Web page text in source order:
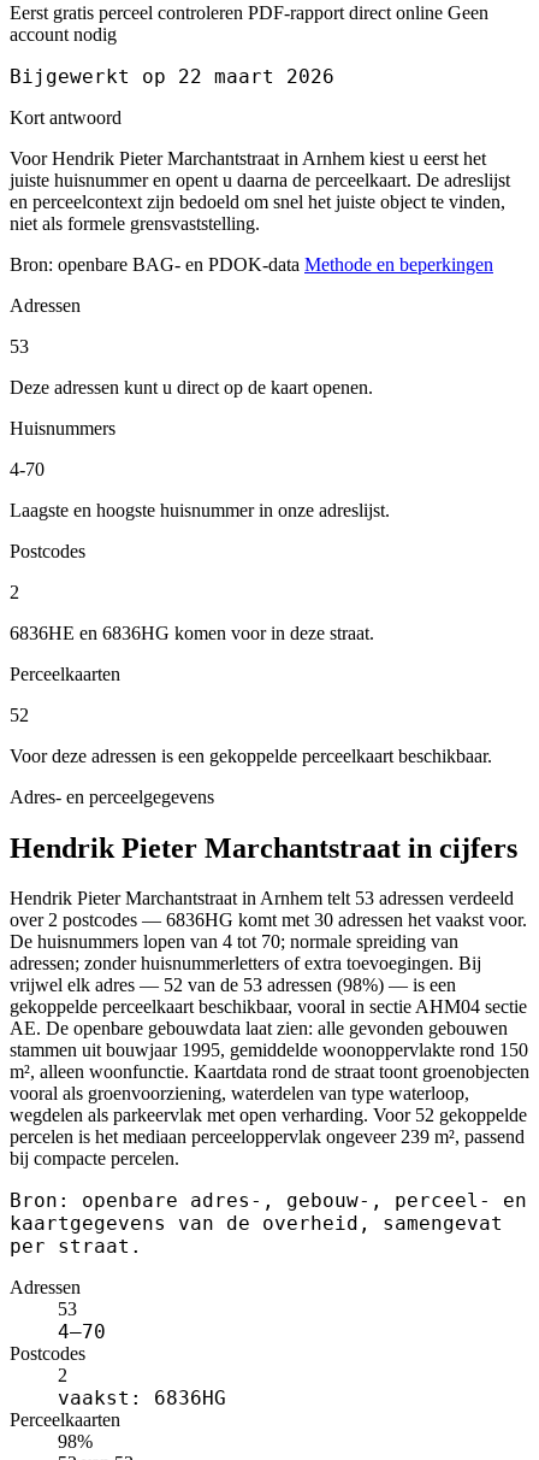
Eerst gratis perceel controleren PDF-rapport direct online Geen
account nodig
Bijgewerkt op 22 maart 2026
Kort antwoord
Voor Hendrik Pieter Marchantstraat in Arnhem kiest u eerst het
juiste huisnummer en opent u daarna de perceelkaart. De adreslijst
en perceelcontext zijn bedoeld om snel het juiste object te vinden,
niet als formele grensvaststelling.
Bron: openbare BAG- en PDOK-data Methode en beperkingen
Adressen
53
Deze adressen kunt u direct op de kaart openen.
Huisnummers
4-70
Laagste en hoogste huisnummer in onze adreslijst.
Postcodes
2
6836HE en 6836HG komen voor in deze straat.
Perceelkaarten
52
Voor deze adressen is een gekoppelde perceelkaart beschikbaar.
Adres- en perceelgegevens
Hendrik Pieter Marchantstraat in cijfers
Hendrik Pieter Marchantstraat in Arnhem telt 53 adressen verdeeld
over 2 postcodes — 6836HG komt met 30 adressen het vaakst voor.
De huisnummers lopen van 4 tot 70; normale spreiding van
adressen; zonder huisnummerletters of extra toevoegingen. Bij
vrijwel elk adres — 52 van de 53 adressen (98%) — is een
gekoppelde perceelkaart beschikbaar, vooral in sectie AHM04 sectie
AE. De openbare gebouwdata laat zien: alle gevonden gebouwen
stammen uit bouwjaar 1995, gemiddelde woonoppervlakte rond 150
m², alleen woonfunctie. Kaartdata rond de straat toont groenobjecten
vooral als groenvoorziening, waterdelen van type waterloop,
wegdelen als parkeervlak met open verharding. Voor 52 gekoppelde
percelen is het mediaan perceeloppervlak ongeveer 239 m², passend
bij compacte percelen.
Bron: openbare adres-, gebouw-, perceel- en
kaartgegevens van de overheid, samengevat
per straat.
Adressen
53
4–70
Postcodes
2
vaakst: 6836HG
Perceelkaarten
98%